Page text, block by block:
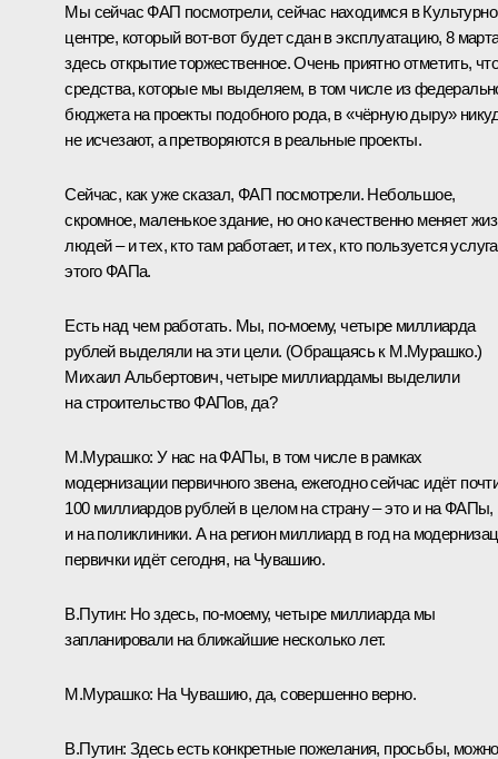
Мы сейчас ФАП посмотрели, сейчас находимся в
центре, который вот-вот будет сдан в эксплуатацию, 8
здесь открытие торжественное. Очень приятно отметить,
средства, которые мы выделяем, в том числе из
бюджета на проекты подобного рода, в «чёрную дыру»
не исчезают, а претворяются в реальные проекты.
Сейчас, как уже сказал, ФАП посмотрели. Небольшое,
скромное, маленькое здание, но оно качественно меняет
людей – и тех, кто там работает, и тех, кто пользуется
этого ФАПа.
Есть над чем работать. Мы, по-моему, четыре миллиарда
рублей выделяли на эти цели. (Обращаясь к М.Мурашко.)
Михаил Альбертович, четыре миллиардамы выделили
на строительство ФАПов, да?
М.Мурашко: У нас на ФАПы, в том числе в рамках
модернизации первичного звена, ежегодно сейчас идёт
100 миллиардов рублей в целом на страну – это и на ФАПы,
и на поликлиники. А на регион миллиард в год на
первички идёт сегодня, на Чувашию.
В.Путин: Но здесь, по-моему, четыре миллиарда мы
запланировали на ближайшие несколько лет.
М.Мурашко: На Чувашию, да, совершенно верно.
В.Путин: Здесь есть конкретные пожелания, просьбы, можно